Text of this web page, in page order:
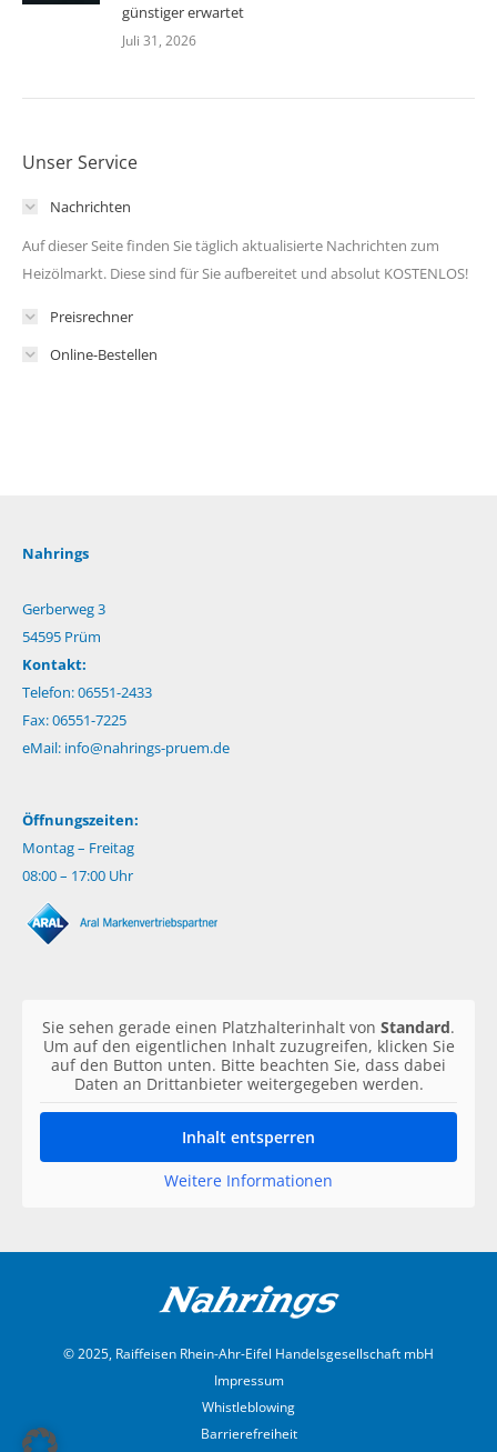
günstiger erwartet
Juli 31, 2026
Unser Service
Nachrichten
Auf dieser Seite finden Sie täglich aktualisierte Nachrichten zum
Heizölmarkt. Diese sind für Sie aufbereitet und absolut KOSTENLOS!
Preisrechner
Online-Bestellen
Nahrings
Gerberweg 3
54595 Prüm
Kontakt:
Telefon: 06551-2433
Fax: 06551-7225
eMail: info@nahrings-pruem.de
Öffnungszeiten:
Montag – Freitag
08:00 – 17:00 Uhr
Sie sehen gerade einen Platzhalterinhalt von Standard.
Um auf den eigentlichen Inhalt zuzugreifen, klicken Sie
auf den Button unten. Bitte beachten Sie, dass dabei
Daten an Drittanbieter weitergegeben werden.
Inhalt entsperren
Weitere Informationen
© 2025, Raiffeisen Rhein-Ahr-Eifel Handelsgesellschaft mbH
Impressum
Whistleblowing
Barrierefreiheit